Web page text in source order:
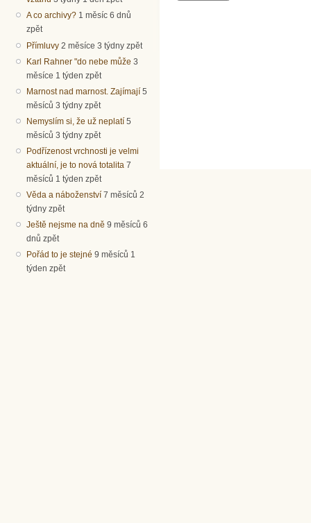
A co archivy? 1 měsíc 6 dnů
zpět
Přímluvy 2 měsíce 3 týdny zpět
Karl Rahner "do nebe může 3
měsíce 1 týden zpět
Marnost nad marnost. Zajímají 5
měsíců 3 týdny zpět
Nemyslím si, že už neplatí 5
měsíců 3 týdny zpět
Podřízenost vrchnosti je velmi
aktuální, je to nová totalita 7
měsíců 1 týden zpět
Věda a náboženství 7 měsíců 2
týdny zpět
Ještě nejsme na dně 9 měsíců 6
dnů zpět
Pořád to je stejné 9 měsíců 1
týden zpět